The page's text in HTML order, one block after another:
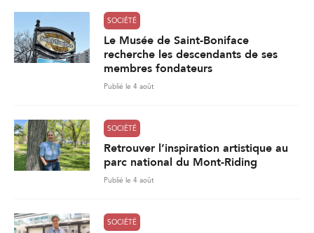
SOCIÉTÉ
Le Musée de Saint-Boniface
recherche les descendants de ses
membres fondateurs
Publié le 4 août
SOCIÉTÉ
Retrouver l’inspiration artistique au
parc national du Mont-Riding
Publié le 4 août
SOCIÉTÉ